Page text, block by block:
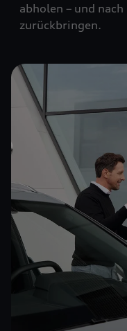
abholen – und
zurückbringen.